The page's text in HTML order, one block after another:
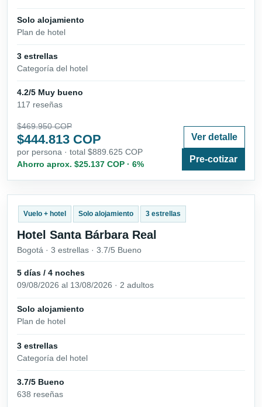
Solo alojamiento
Plan de hotel
3 estrellas
Categoría del hotel
4.2/5 Muy bueno
117 reseñas
$469.950 COP
$444.813 COP
por persona · total $889.625 COP
Ahorro aprox. $25.137 COP · 6%
Ver detalle
Pre-cotizar
Vuelo + hotel Solo alojamiento 3 estrellas
Hotel Santa Bárbara Real
Bogotá · 3 estrellas · 3.7/5 Bueno
5 días / 4 noches
09/08/2026 al 13/08/2026 · 2 adultos
Solo alojamiento
Plan de hotel
3 estrellas
Categoría del hotel
3.7/5 Bueno
638 reseñas